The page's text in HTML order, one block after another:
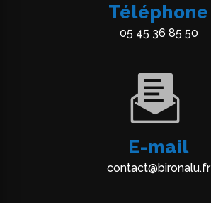
Téléphone
05 45 36 85 50
E-mail
contact@bironalu.fr